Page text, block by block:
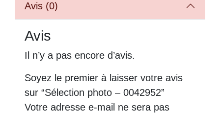
Avis (0)
Avis
Il n’y a pas encore d’avis.
Soyez le premier à laisser votre avis
sur “Sélection photo – 0042952”
Votre adresse e-mail ne sera pas